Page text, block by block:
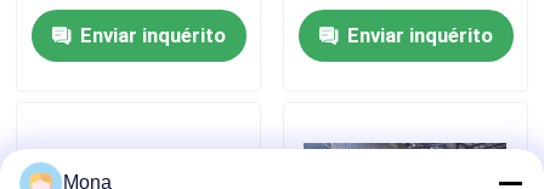
notícias
Forro cerâmico da alumina
transportador,
colchãoEnviar inquérito
de revestimento
Enviar inquérito
Mona